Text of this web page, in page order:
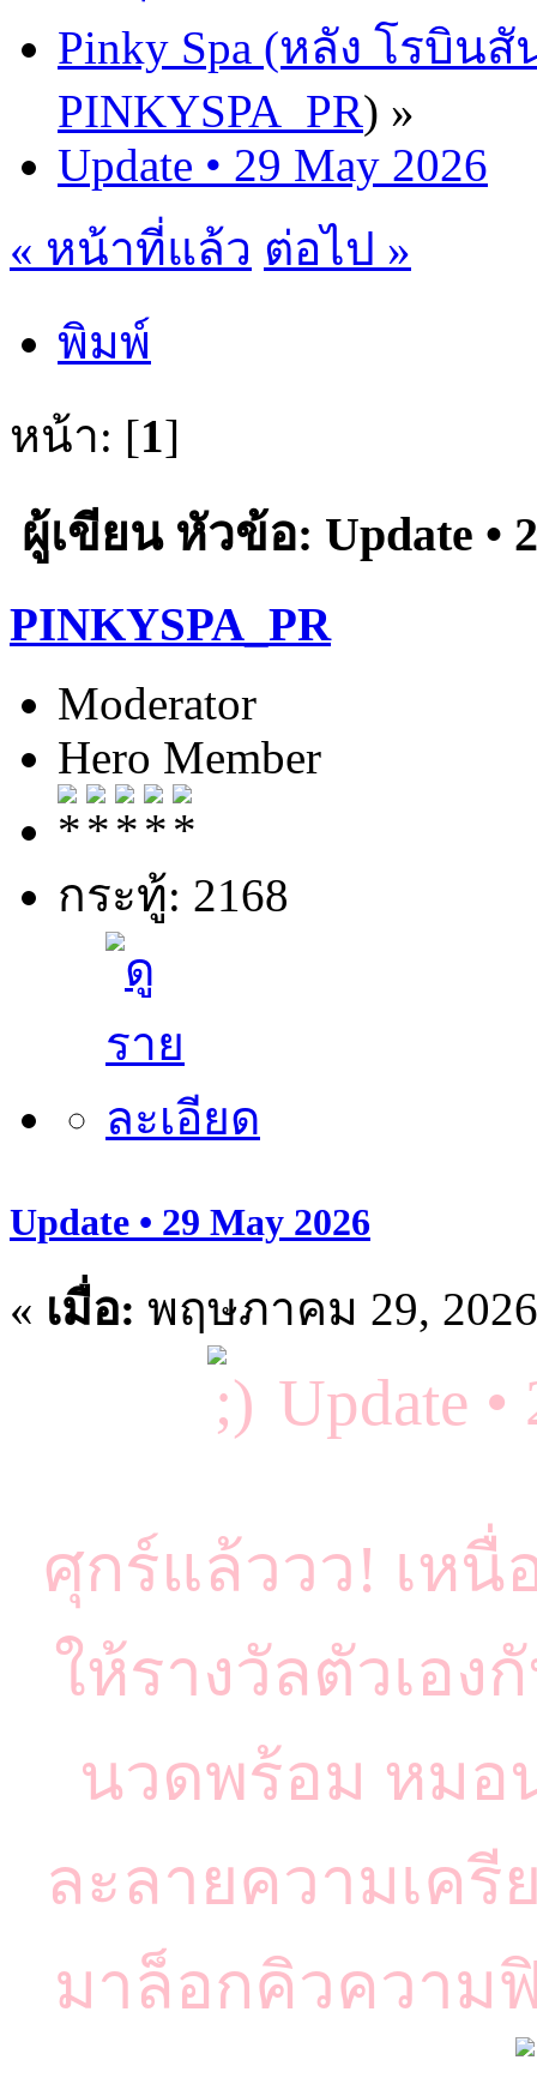
Pinky Spa (หลัง โรบิน
PINKYSPA_PR) »
Update • 29 May 2026
« หน้าที่แล้ว ต่อไป »
พิมพ์
หน้า: [1]
ผู้เขียนหัวข้อ: Update •
PINKYSPA_PR
Moderator
Hero Member
กระทู้: 2168
Update • 29 May 2026
« เมื่อ: พฤษภาคม 29,
Update
ศุกร์แล้ววว! เห
ให้รางวัลตัวเอง
นวดพร้อม หมอ
ละลายความเค
มาล็อกคิวควา